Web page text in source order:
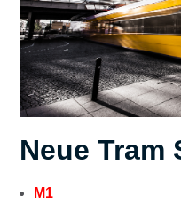
Neue Tram
M1